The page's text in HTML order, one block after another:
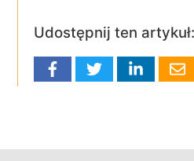
Udostępnij ten artykuł: